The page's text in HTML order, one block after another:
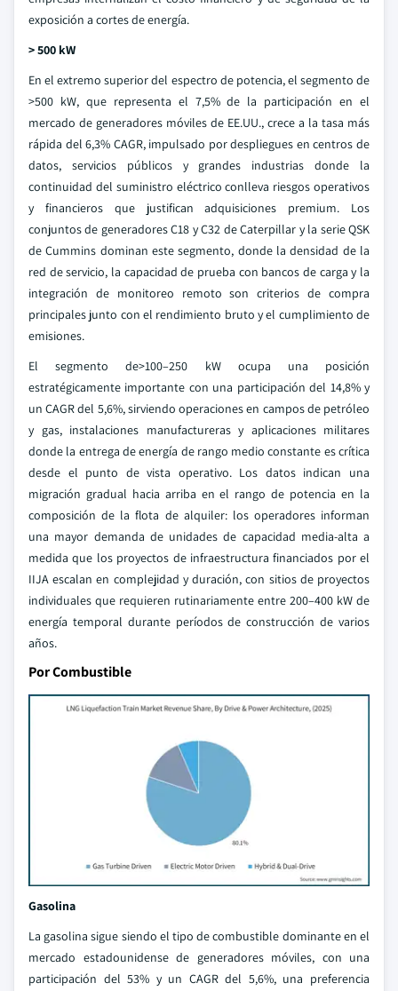
exposición a cortes de energía.
> 500 kW
En el extremo superior del espectro de potencia, el segmento de
>500 kW, que representa el 7,5% de la participación en el
mercado de generadores móviles de EE.UU., crece a la tasa más
rápida del 6,3% CAGR, impulsado por despliegues en centros de
datos, servicios públicos y grandes industrias donde la
continuidad del suministro eléctrico conlleva riesgos operativos
y financieros que justifican adquisiciones premium. Los
conjuntos de generadores C18 y C32 de Caterpillar y la serie QSK
de Cummins dominan este segmento, donde la densidad de la
red de servicio, la capacidad de prueba con bancos de carga y la
integración de monitoreo remoto son criterios de compra
principales junto con el rendimiento bruto y el cumplimiento de
emisiones.
El segmento de>100–250 kW ocupa una posición
estratégicamente importante con una participación del 14,8% y
un CAGR del 5,6%, sirviendo operaciones en campos de petróleo
y gas, instalaciones manufactureras y aplicaciones militares
donde la entrega de energía de rango medio constante es crítica
desde el punto de vista operativo. Los datos indican una
migración gradual hacia arriba en el rango de potencia en la
composición de la flota de alquiler: los operadores informan
una mayor demanda de unidades de capacidad media-alta a
medida que los proyectos de infraestructura financiados por el
IIJA escalan en complejidad y duración, con sitios de proyectos
individuales que requieren rutinariamente entre 200–400 kW de
energía temporal durante períodos de construcción de varios
años.
Por Combustible
Gasolina
La gasolina sigue siendo el tipo de combustible dominante en el
mercado estadounidense de generadores móviles, con una
participación del 53% y un CAGR del 5,6%, una preferencia